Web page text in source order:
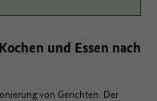
und Essen nach
von Gerichten. Der